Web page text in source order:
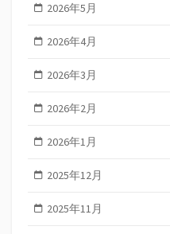
2026年5月
2026年4月
2026年3月
2026年2月
2026年1月
2025年12月
2025年11月